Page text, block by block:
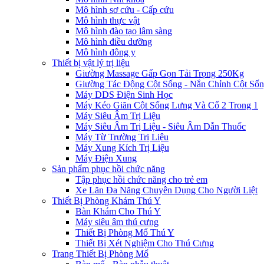
Mô hình sơ cứu - Cấp cứu
Mô hình thực vật
Mô hình đào tạo lâm sàng
Mô hình điều dưỡng
Mô hình đông y
Thiết bị vật lý trị liệu
Giường Massage Gấp Gọn Tải Trọng 250Kg
Giường Tác Động Cột Sống - Nắn Chỉnh Cột
Máy DDS Điện Sinh Học
Máy Kéo Giãn Cột Sống Lưng Và Cổ 2 Trong 1
Máy Siêu Âm Trị Liệu
Máy Siêu Âm Trị Liệu - Siêu Âm Dẫn Thuốc
Máy Từ Trường Trị Liệu
Máy Xung Kích Trị Liệu
Máy Điện Xung
Sản phẩm phục hồi chức năng
Tập phục hồi chức năng cho trẻ em
Xe Lăn Đa Năng Chuyên Dụng Cho Người Liệt
Thiết Bị Phòng Khám Thú Y
Bàn Khám Cho Thú Y
Máy siêu âm thú cưng
Thiết Bị Phòng Mổ Thú Y
Thiết Bị Xét Nghiệm Cho Thú Cưng
Trang Thiết Bị Phòng Mổ